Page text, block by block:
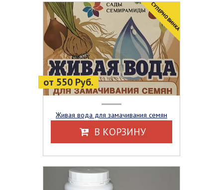
от 550 Руб.
CУПЕРНОВИНКА
Живая вода для замачивания семян
В КОРЗИНУ